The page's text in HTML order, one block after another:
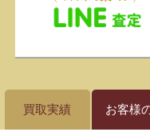
買取実績 お客様